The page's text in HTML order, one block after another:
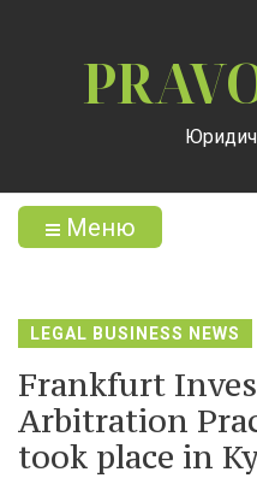
Меню
LEGAL BUSINESS NEWS
Frankfurt
Arbitration
took place in